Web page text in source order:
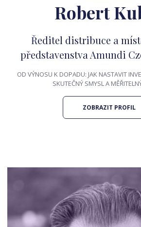
Robert
Ředitel distribuce a
představenstva Amundi
OD VÝNOSU K DOPADU: JAK NASTAVIT
SKUTEČNÝ SMYSL A
ZOBRAZIT PROFIL